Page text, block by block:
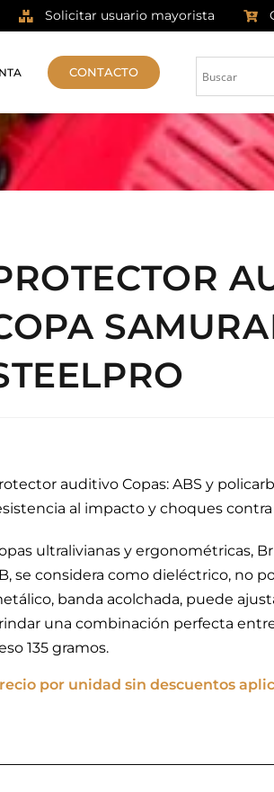
Solicitar usuario mayorista
CONTACTO
auditivo Copas: ABS y
al impacto y choques
ultralivianas y ergonométricas,
se considera como dieléctrico, no
banda acolchada, puede
una combinación perfecta
135 gramos.
por unidad sin descuentos